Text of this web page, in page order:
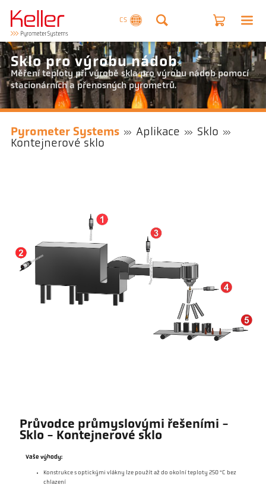
CS
Sklo pro výrobu nádob
Měření teploty při výrobě skla pro výrobu nádob pomocí
stacionárních a přenosných pyrometrů.
Pyrometer Systems Aplikace
Sklo
Kontejnerové sklo
Průvodce průmyslovými řešeními -
Sklo - Kontejnerové sklo
Vaše výhody:
Konstrukce s optickými vlákny lze použít až do okolní teploty 250 °C bez
chlazení